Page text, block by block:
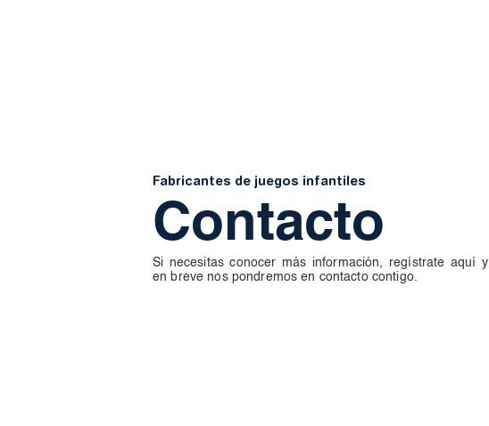
Fabricantes de juegos infantiles
Contacto
Si necesitas conocer más información, regístrate aquí y
en breve nos pondremos en contacto contigo.